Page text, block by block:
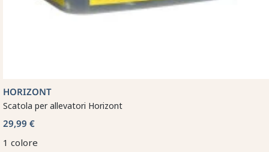
HORIZONT
Scatola per allevatori Horizont
29,99 €
1 colore